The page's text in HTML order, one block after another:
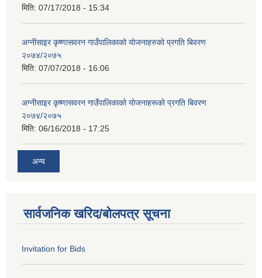
मिति: 07/17/2018 - 15:34
अग्नीसाइर कृष्णासवरन गाउँपालिकाको योजनाहरुको प्रगति बिवरण
२०७४/२०७५
मिति: 07/07/2018 - 16:06
अग्नीसाइर कृष्णासवरन गाउँपालिकाको योजनाहरूको प्रगति बिवरण
२०७४/२०७५
मिति: 06/16/2018 - 17:25
अन्य
सार्वजनिक खरिद/बोलपत्र सूचना
Invitation for Bids